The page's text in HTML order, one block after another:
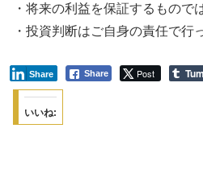
・将来の利益を保証するもので
・投資判断はご自身の責任で行
Share Post
Share
いいね: